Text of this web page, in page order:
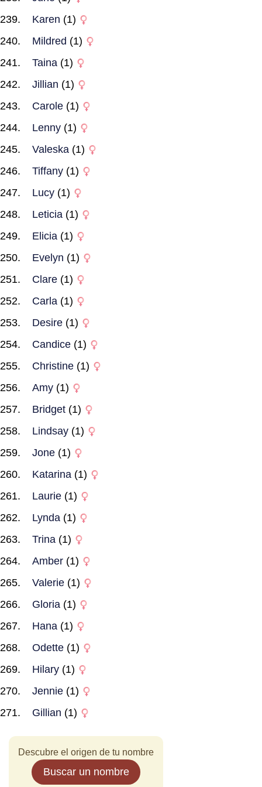
Karen (1)
Mildred (1)
Taina (1)
Jillian (1)
Carole (1)
Lenny (1)
Valeska (1)
Tiffany (1)
Lucy (1)
Leticia (1)
Elicia (1)
Evelyn (1)
Clare (1)
Carla (1)
Desire (1)
Candice (1)
Christine (1)
Amy (1)
Bridget (1)
Lindsay (1)
Jone (1)
Katarina (1)
Laurie (1)
Lynda (1)
Trina (1)
Amber (1)
Valerie (1)
Gloria (1)
Hana (1)
Odette (1)
Hilary (1)
Jennie (1)
Gillian (1)
Descubre el origen de tu nombre
Buscar un nombre